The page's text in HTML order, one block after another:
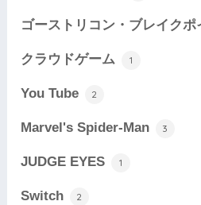
ゴーストリコン・ブレイクポ
クラウドゲーム 1
You Tube 2
Marvel's Spider-Man 3
JUDGE EYES 1
Switch 2